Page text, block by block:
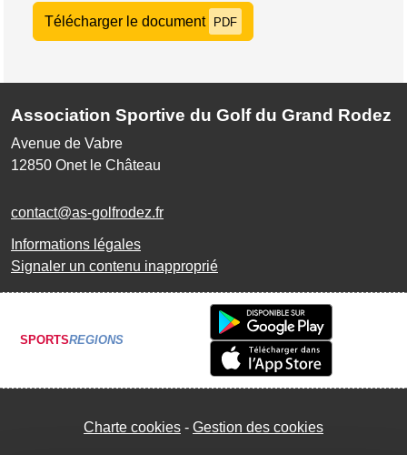
Télécharger le document PDF
Association Sportive du Golf du Grand Rodez
Avenue de Vabre
12850 Onet le Château
contact@as-golfrodez.fr
Informations légales
Signaler un contenu inapproprié
SPORTSREGIONS
Charte cookies Gestion des cookies